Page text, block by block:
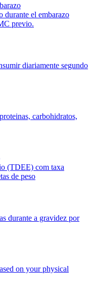
durante el embarazo
previo.
diariamente segundo
carbohidratos,
(TDEE) com taxa
de peso
durante a gravidez por
on your physical